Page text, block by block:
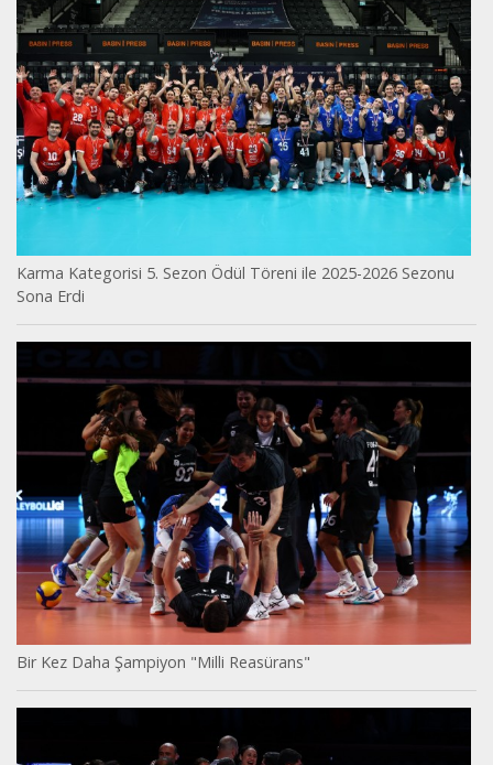
Karma Kategorisi 5. Sezon Ödül Töreni ile 2025-2026 Sezonu
Sona Erdi
Bir Kez Daha Şampiyon "Milli Reasürans"